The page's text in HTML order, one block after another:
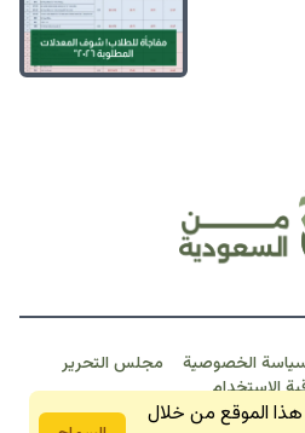
الخصوصية
مجلس التحرير
الاستخدام
الموقع من خلال